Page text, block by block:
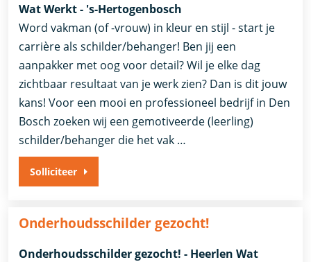
Wat Werkt - 's-Hertogenbosch
Word vakman (of -vrouw) in kleur en stijl - start je
carrière als schilder/behanger! Ben jij een
aanpakker met oog voor detail? Wil je elke dag
zichtbaar resultaat van je werk zien? Dan is dit jouw
kans! Voor een mooi en professioneel bedrijf in Den
Bosch zoeken wij een gemotiveerde (leerling)
schilder/behanger die het vak …
Solliciteer
Onderhoudsschilder gezocht!
Onderhoudsschilder gezocht! - Heerlen Wat